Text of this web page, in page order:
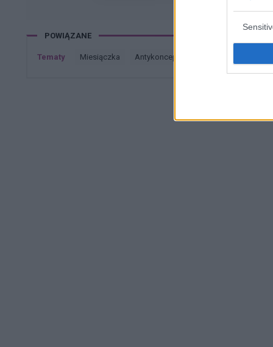
POWIĄZANE
Tematy miesiączka antykoncepcja